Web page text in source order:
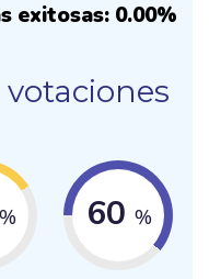
exitosas: 0.00%
% 60 %